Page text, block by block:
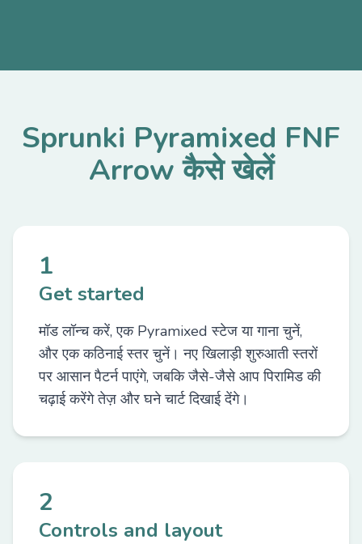
Sprunki Pyramixed FNF
Arrow कैसे खेलें
1
Get started
मॉड लॉन्च करें, एक Pyramixed स्टेज या गाना चुनें,
और एक कठिनाई स्तर चुनें। नए खिलाड़ी शुरुआती स्तरों
पर आसान पैटर्न पाएंगे, जबकि जैसे-जैसे आप पिरामिड की
चढ़ाई करेंगे तेज़ और घने चार्ट दिखाई देंगे।
2
Controls and layout